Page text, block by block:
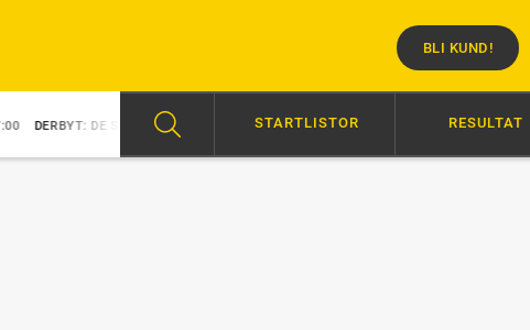
BLI KUND!
DE SVENSKA HOPPEN NY KUSK PÅ NEZUKO KAMADO 20:26
STARTLISTOR RESULTAT